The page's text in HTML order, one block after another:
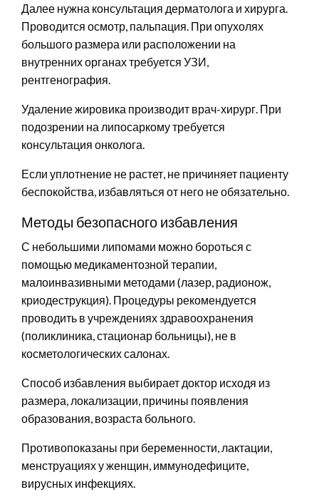
Далее нужна консультация дерматолога и хирурга.
Проводится осмотр, пальпация. При опухолях
большого размера или расположении на
внутренних органах требуется УЗИ,
рентгенография.
Удаление жировика производит врач-хирург. При
подозрении на липосаркому требуется
консультация онколога.
Если уплотнение не растет, не причиняет пациенту
беспокойства, избавляться от него не обязательно.
Методы безопасного избавления
С небольшими липомами можно бороться с
помощью медикаментозной терапии,
малоинвазивными методами (лазер, радионож,
криодеструкция). Процедуры рекомендуется
проводить в учреждениях здравоохранения
(поликлиника, стационар больницы), не в
косметологических салонах.
Способ избавления выбирает доктор исходя из
размера, локализации, причины появления
образования, возраста больного.
Противопоказаны при беременности, лактации,
менструациях у женщин, иммунодефиците,
вирусных инфекциях.